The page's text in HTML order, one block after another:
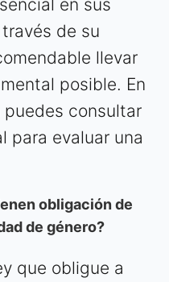
en sus
de su
llevar
posible. En
consultar
para evaluar una
obligación de
de género?
que obligue a